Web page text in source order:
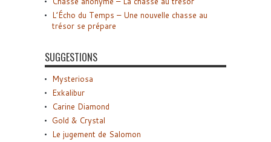
L’Écho du Temps – Une nouvelle chasse au
trésor se prépare
SUGGESTIONS
Mysteriosa
Exkalibur
Carine Diamond
Gold & Crystal
Le jugement de Salomon